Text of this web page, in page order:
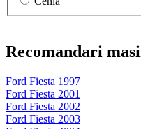
Recomandari
Ford Fiesta 1997
Ford Fiesta 2001
Ford Fiesta 2002
Ford Fiesta 2003